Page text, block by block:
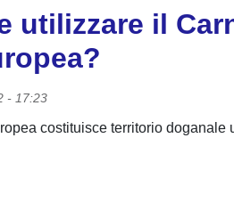
utilizzare il
- 17:23
costituisce territorio